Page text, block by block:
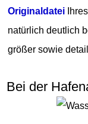
Originaldatei
natürlich deutlich
größer sowie
Bei der